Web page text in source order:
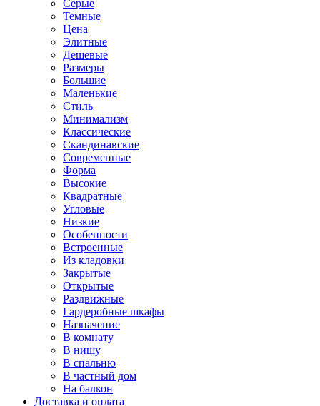
Серые
Темные
Цена
Элитные
Дешевые
Размеры
Большие
Маленькие
Стиль
Минимализм
Классические
Скандинавские
Современные
Форма
Высокие
Квадратные
Угловые
Низкие
Особенности
Встроенные
Из кладовки
Закрытые
Открытые
Раздвижные
Гардеробные шкафы
Назначение
В комнату
В нишу
В спальню
В частный дом
На балкон
Доставка и оплата